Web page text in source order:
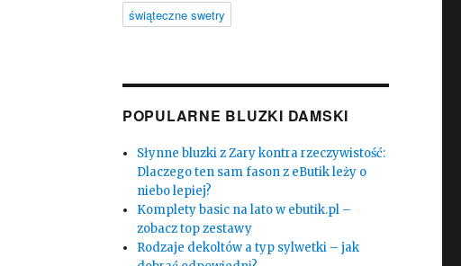
świąteczne swetry
POPULARNE BLUZKI DAMSKI
Słynne bluzki z Zary kontra rzeczywistość:
Dlaczego ten sam fason z eButik leży o
niebo lepiej?
Komplety basic na lato w ebutik.pl –
zobacz top zestawy
Rodzaje dekoltów a typ sylwetki – jak